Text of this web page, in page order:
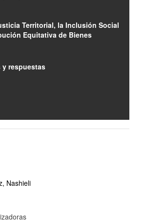
Territorial, la Inclusión Social
Equitativa de Bienes
y respuestas
Nashieli